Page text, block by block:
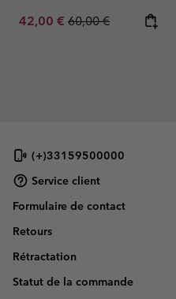
Sale price:
42,00 € Regular price:
60,00 €
(+)33159500000
Service client
Formulaire de contact
Retours
Rétractation
Statut de la commande